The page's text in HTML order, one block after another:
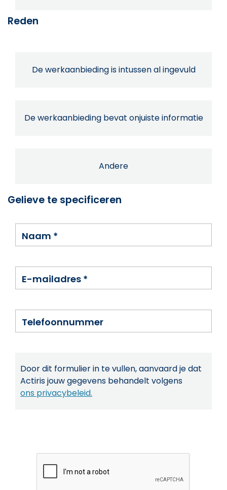
Reden
De werkaanbieding is intussen al ingevuld
De werkaanbieding bevat onjuiste informatie
Andere
Gelieve te specificeren
Naam *
E-mailadres *
Telefoonnummer
Door dit formulier in te vullen, aanvaard je dat
Actiris jouw gegevens behandelt volgens
ons privacybeleid.